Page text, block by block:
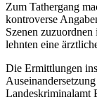
Zum Tathergang
kontroverse
Szenen
lehnten eine
Die Ermittlungen
Landeskriminalamt